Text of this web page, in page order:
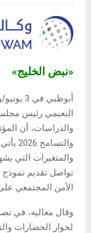
«نبض الخليج»
أبوظبي
النعيمي رئيس
والدراسات، أن
والمتغيرات التي
تواصل تقديم نموذج
الأمن المجتمعي
وقال معاليه، في